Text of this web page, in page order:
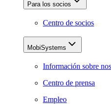
Para los socios
Centro de socios
MobiSystems
Información sobre
Centro de prensa
Empleo